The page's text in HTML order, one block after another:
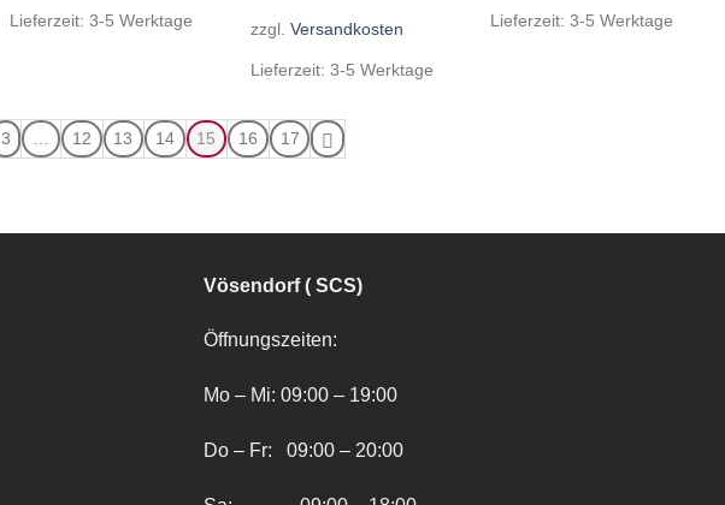
Lieferzeit: 3-5 Werktage zzgl. Versandkosten
Lieferzeit: 3-5 Werktage
Lieferzeit:3-5 Werktage
3 12 13 14 15 16 17
Vösendorf ( SCS)
Öffnungszeiten:
Mo – Mi: 09:00 – 19:00
Do – Fr: 09:00 – 20:00